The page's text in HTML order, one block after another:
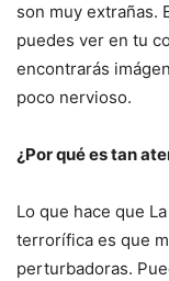
son muy extrañas.
puedes ver en tu
encontrarás
poco nervioso.
¿Por qué es tan
Lo que hace que
terrorífica es que
perturbadoras.